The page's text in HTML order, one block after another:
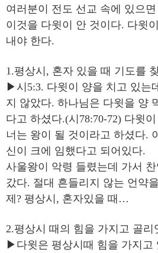
여러분이 전도 선교 속에 있으
이것을 다윗이 안 것이다. 다윗
내야 한다.
1.평상시, 혼자 있을 때 기도를
▶시5:3. 다윗이 양을 치고 있는
지 않았다. 하나님은 다윗을 양
다고 하셨다.(시78:70-72) 다윗
너는 왕이 될 것이라고 하셨다.
신이 크에 임했다고 되어있다.
사울왕이 악령 들렸는데 가서
갔다. 절대 흔들리지 않는 언약
제? 평상시, 혼자있을 때…
2.평상시 때의 힘을 가지고 골리
▶다윗은 평상시때 힘을 가지고